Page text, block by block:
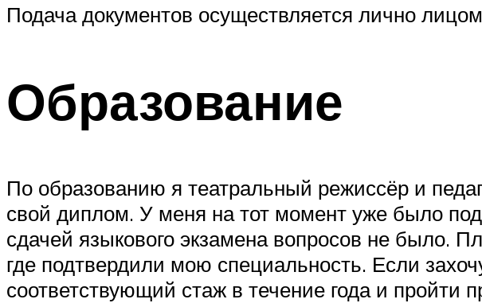
Подача документов осуществляется лично
Образование
По образованию я театральный режиссёр и
свой диплом. У меня на тот момент уже было
сдачей языкового экзамена вопросов не было.
где подтвердили мою специальность. Если
соответствующий стаж в течение года и пройти